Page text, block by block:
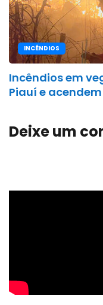
INCÊNDIOS
Incêndios em
Piauí e
Deixe um